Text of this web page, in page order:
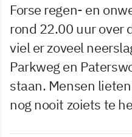
Forse regen- en
rond 22.00 uur over
viel er zoveel
Parkweg en
staan. Mensen
nog nooit zoiets te